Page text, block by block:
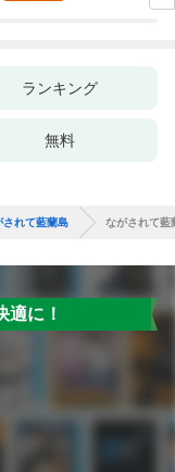
ランキング
無料
されて藍蘭島 ながされて藍
適に！